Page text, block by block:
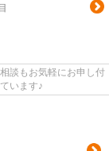
談もお気軽にお申し付
います♪